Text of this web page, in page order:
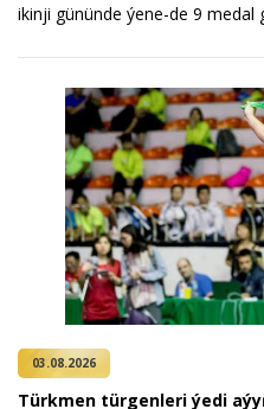
ikinji gününde ýene-de 9 medal
03.08.2026
Türkmen türgenleri ýedi